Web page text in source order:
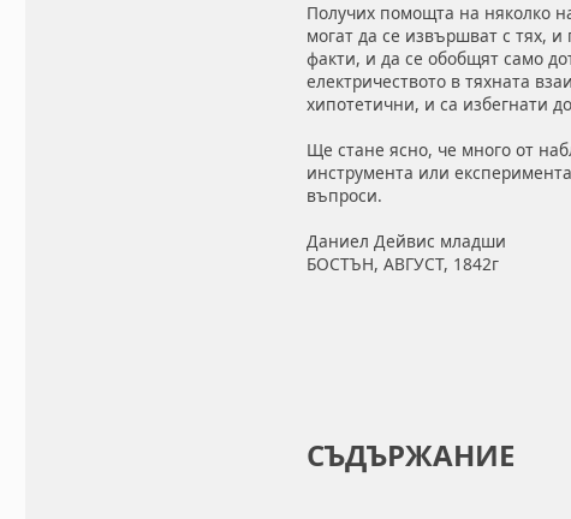
Получих помощта на няколко
могат да се извършват с тях,
факти, и да се обобщят само
електричеството в тяхната
хипотетични, и са избегнати
Ще стане ясно, че много от
инструмента или
въпроси.
Даниел Дейвис младши
БОСТЪН, АВГУСТ, 1842г
СЪДЪРЖАНИЕ